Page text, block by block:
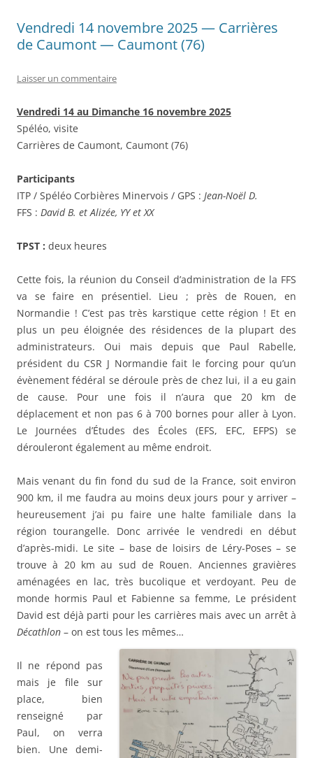
Vendredi 14 novembre 2025 — Carrières
de Caumont — Caumont (76)
Laisser un commentaire
Vendredi 14 au Dimanche 16 novembre 2025
Spéléo, visite
Carrières de Caumont, Caumont (76)
Participants
ITP / Spéléo Corbières Minervois / GPS : Jean-Noël D.
FFS : David B. et Alizée, YY et XX
TPST : deux heures
Cette fois, la réunion du Conseil d’administration de la FFS
va se faire en présentiel. Lieu ; près de Rouen, en
Normandie ! C’est pas très karstique cette région ! Et en
plus un peu éloignée des résidences de la plupart des
administrateurs. Oui mais depuis que Paul Rabelle,
président du CSR J Normandie fait le forcing pour qu’un
évènement fédéral se déroule près de chez lui, il a eu gain
de cause. Pour une fois il n’aura que 20 km de
déplacement et non pas 6 à 700 bornes pour aller à Lyon.
Le Journées d’Études des Écoles (EFS, EFC, EFPS) se
dérouleront également au même endroit.
Mais venant du fin fond du sud de la France, soit environ
900 km, il me faudra au moins deux jours pour y arriver –
heureusement j’ai pu faire une halte familiale dans la
région tourangelle. Donc arrivée le vendredi en début
d’après-midi. Le site – base de loisirs de Léry-Poses – se
trouve à 20 km au sud de Rouen. Anciennes gravières
aménagées en lac, très bucolique et verdoyant. Peu de
monde hormis Paul et Fabienne sa femme, Le président
David est déjà parti pour les carrières mais avec un arrêt à
Décathlon – on est tous les mêmes…
Il ne répond pas
mais je file sur
place, bien
renseigné par
Paul, on verra
bien. Une demi-